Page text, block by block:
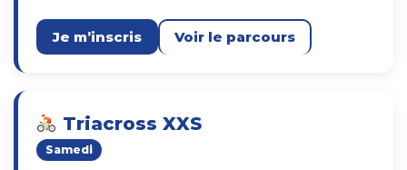
Je m’inscris Voir le parcours
Triacross XXS
Samedi